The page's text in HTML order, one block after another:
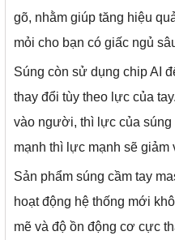
gõ, nhằm giúp tăng hiệu
mỏi cho bạn có giấc ngủ
Súng còn sử dụng chip AI
thay đổi tùy theo lực của
vào người, thì lực của
mạnh thì lực mạnh sẽ giảm
Sản phẩm súng cầm tay
hoạt động hệ thống mới
mẽ và độ ồn động cơ cực